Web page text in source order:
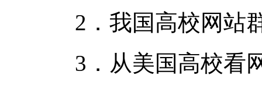
2．我国高校网站
3．从美国高校看网